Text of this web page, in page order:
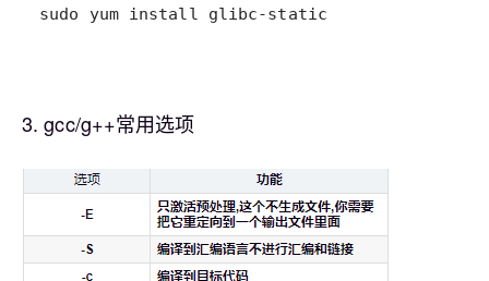
sudo yum install glibc-static
3. gcc/g++常用选项